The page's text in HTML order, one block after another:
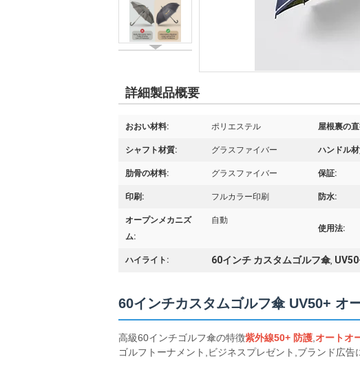
詳細製品概要
おおい材料: ポリエステル 屋根裏の
シャフト材質: グラスファイバー ハンドル
肋骨の材料: グラスファイバー 保証:
印刷: フルカラー印刷 防水:
オープンメカニズ
ム:
自動
使用法:
ハイライト: 60インチ カスタムゴルフ傘,
60インチカスタムゴルフ傘 UV50+ オ
高級60インチゴルフ傘の特徴紫外線50+ 防護 オートオ
ゴルフトーナメント,ビジネスプレゼント,ブランド広告